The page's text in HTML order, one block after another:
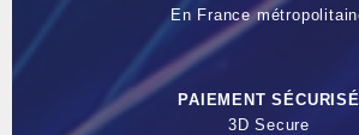
En France
PAIEMENT SÉCURISÉ
3D Secure